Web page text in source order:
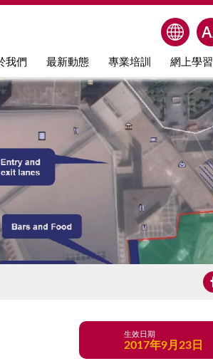
我們 最新動態 專業培訓 網上學習
生效日期
2017年9月23日